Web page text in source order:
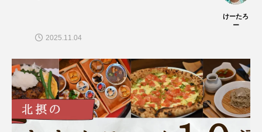
けーたろ
ー
2025.11.04